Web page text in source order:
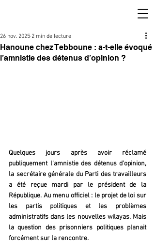
Hanoune chez Tebboune : a-t-elle évoqué
l’amnistie des détenus d’opinion ?
26 nov. 2025 2 min de lecture
Quelques jours après avoir réclamé
publiquement l'amnistie des détenus d'opinion,
la secrétaire générale du Parti des travailleurs
a été reçue mardi par le président de la
République. Au menu officiel : le projet de loi sur
les partis politiques et les problèmes
administratifs dans les nouvelles wilayas. Mais
la question des prisonniers politiques planait
forcément sur la rencontre.